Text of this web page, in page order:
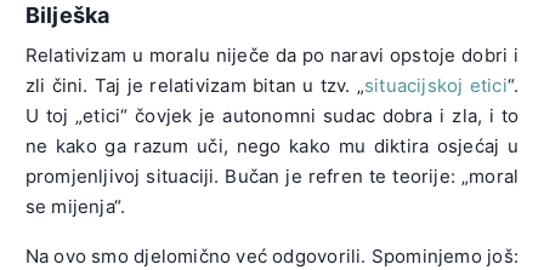
Bilješka
Relativizam u moralu niječe da po naravi opstoje dobri i
zli čini. Taj je relativizam bitan u tzv. „situacijskoj etici“.
U toj „etici“ čovjek je autonomni sudac dobra i zla, i to
ne kako ga razum uči, nego kako mu diktira osjećaj u
promjenljivoj situaciji. Bučan je refren te teorije: „moral
se mijenja“.
Na ovo smo djelomično već odgovorili. Spominjemo još: